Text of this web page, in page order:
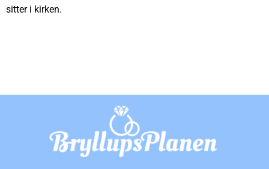
sitter i kirken.